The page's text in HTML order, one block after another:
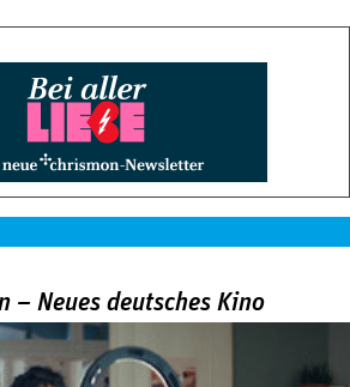
– Neues deutsches Kino